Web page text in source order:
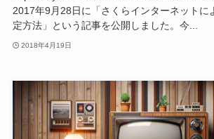
2017年9月28日に「さくらインターネットに
定方法」という記事を公開しました。今...
2018年4月19日